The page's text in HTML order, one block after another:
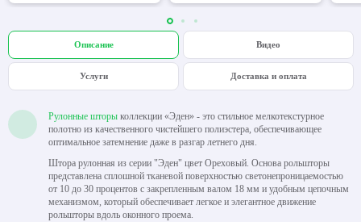
Описание Видео
Услуги Доставка и оплата
Рулонные шторы коллекции «Эден» - это стильное мелкотекстурное
полотно из качественного чистейшего полиэстера, обеспечивающее
оптимальное затемнение даже в разгар летнего дня.
Штора рулонная из серии "Эден" цвет Ореховый. Основа рольшторы
представлена сплошной тканевой поверхностью светонепроницаемостью
от 10 до 30 процентов с закрепленным валом 18 мм и удобным цепочным
механизмом, который обеспечивает легкое и элегантное движение
рольшторы вдоль оконного проема.